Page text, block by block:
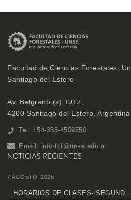
Facultad de Ciencias Forestales,
Santiago del Estero
Av. Belgrano (s) 1912,
4200 Santiago del Estero, Argentina
Tel: +54-385-4509550
Email: info-fcf@unse.edu.ar
NOTICIAS RECIENTES
7 AGOSTO, 2026
HORARIOS DE CLASES- SEGUND...